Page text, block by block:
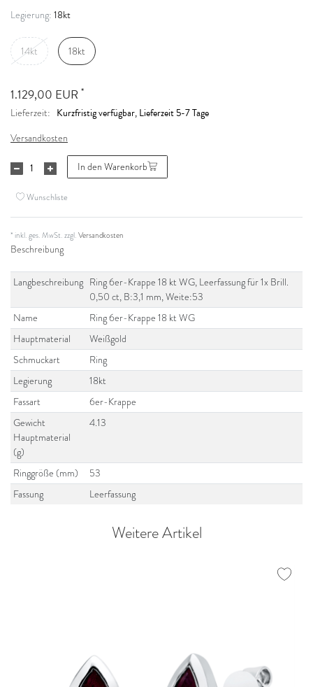
Legierung: 18kt
14kt 18kt
1.129,00 EUR *
Lieferzeit: Kurzfristig verfügbar, Lieferzeit 5-7 Tage
Versandkosten
In den Warenkorb
Wunschliste
* inkl. ges. MwSt. zzgl.Versandkosten
Beschreibung
Langbeschreibung Ring 6er-Krappe 18 kt WG, Leerfassung für 1x Brill.
0,50 ct, B:3,1 mm, Weite:53
Name
Ring 6er-Krappe 18 kt WG
Hauptmaterial
Weißgold
Schmuckart
Ring
Legierung
18kt
Fassart
6er-Krappe
Gewicht
Hauptmaterial
(g)
4.13
Ringgröße (mm)
53
Fassung
Leerfassung
Weitere Artikel